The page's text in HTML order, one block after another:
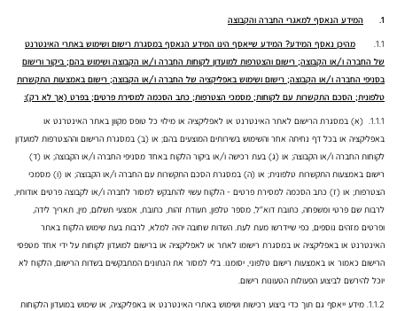
1. המידע הנאסף למאגרי החברה והקבוצה
1.1. מהיכן נאסף המידע? המידע שייאסף הינו המידע הנאסף במסגרת רישום ושימוש באתרי האינטרנט
של החברה ו/או הקבוצה; רישום והצטרפות למועדון לקוחות החברה ו/או הקבוצה ושימוש בהם; ביקור ורישום
בסניפי החברה ו/או הקבוצה; רישום ושימוש באפליקציה של החברה ו/או הקבוצה; רישום באמצעות התקשרות
טלפונית; הסכם התקשרות עם לקוחות; מסמכי הצטרפות; כתב הסכמה למסירת פרטים; בפרט (אך לא רק):
1.1.1. (א) במסגרת הרישום לאתר האינטרנט או לאפליקציה או מילוי כל טופס מקוון באתר האינטרנט או
באפליקציה או בכל דף נחיתה אחר והשימוש בשירותים המוצעים בהם; או (ב) במסגרת הרישום וההצטרפות למועדון
לקוחות החברה ו/או הקבוצה; או (ג) בעת רכישה ו/או ביקור הלקוח באחד מסניפי החברה ו/או הקבוצה; או (ד)
רישום באמצעות התקשרות טלפונית; או (ה) במסגרת הסכם התקשרות עם החברה ו/או הקבוצה; או (ו) מסמכי
הצטרפות; או (ז) כתב הסכמה למסירת פרטים - הלקוח עשוי להתבקש למסור לחברה ו/או לקבוצה פרטים אודותיו,
לרבות שם פרטי ומשפחה, כתובת דוא"ל, מספר טלפון, תעודת זהות, כתובת, אמצעי תשלום, מין, תאריך לידה,
ופרטים מזהים נוספים, כפי שיידרשו מעת לעת. השדות שחובה יהיה למלא, לרבות בעת שימוש הלקוח באתר
האינטרנט או באפליקציה או במסגרת רישומו לאתר או לאפליקציה או ברישום למועדון לקוחות על ידי אחד מטפסי
הרישום כאמור או באמצעות רישום טלפוני, יסומנו. בלי למסור את הנתונים המתבקשים בשדות הרישום, הלקוח לא
יוכל להירשם לביצוע הפעולות הטעונות רישום.
1.1.2. מידע ייאסף גם תוך כדי ביצוע רכישות ושימוש באתרי האינטרנט או באפליקציה, או שימוש במועדון הלקוחות